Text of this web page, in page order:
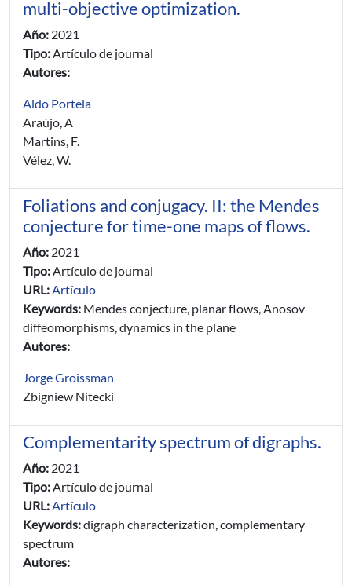
multi-objective optimization.
Año: 2021
Tipo:Artículo de journal
Autores:
Aldo Portela
Araújo, A
Martins, F.
Vélez, W.
Foliations and conjugacy. II: the Mendes
conjecture for time-one maps of flows.
Año: 2021
Tipo:Artículo de journal
URL:Artículo
Keywords: Mendes conjecture, planar flows, Anosov
diffeomorphisms, dynamics in the plane
Autores:
Jorge Groissman
Zbigniew Nitecki
Complementarity spectrum of digraphs.
Año: 2021
Tipo:Artículo de journal
URL:Artículo
Keywords:digraph characterization, complementary
spectrum
Autores: